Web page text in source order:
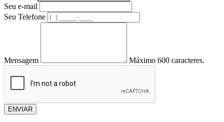
Seu e-mail
Seu Telefone
Mensagem Máximo 600 caracteres.
ENVIAR